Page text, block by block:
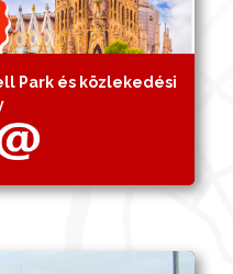
Park és közlekedési